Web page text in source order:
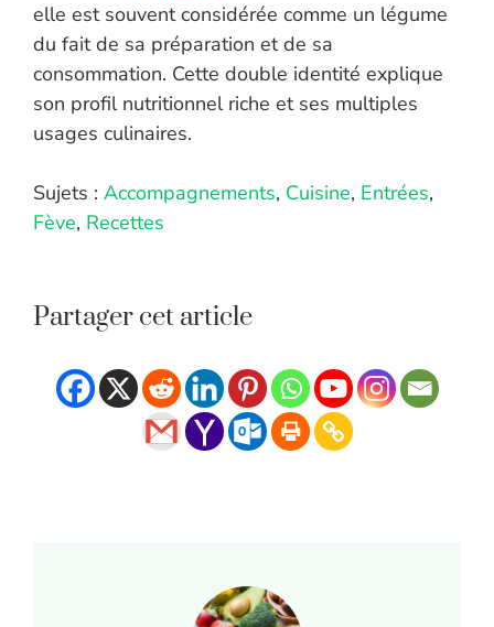
elle est souvent considérée comme un légume
du fait de sa préparation et de sa
consommation. Cette double identité explique
son profil nutritionnel riche et ses multiples
usages culinaires.
Sujets : Accompagnements, Cuisine, Entrées,
Fève, Recettes
Partager cet article